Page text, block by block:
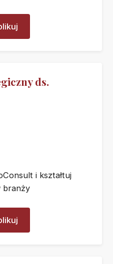
ds.
i kształtuj
branży